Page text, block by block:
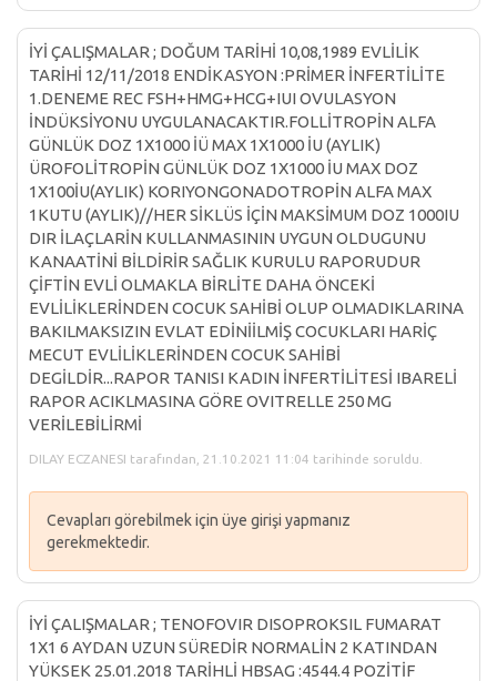
İYİ ÇALIŞMALAR ; DOĞUM TARİHİ 10,08,1989 EVLİLİK
TARİHİ 12/11/2018 ENDİKASYON :PRİMER İNFERTİLİTE
1.DENEME REC FSH+HMG+HCG+IUI OVULASYON
İNDÜKSİYONU UYGULANACAKTIR.FOLLİTROPİN ALFA
GÜNLÜK DOZ 1X1000 İÜ MAX 1X1000 İU (AYLIK)
ÜROFOLİTROPİN GÜNLÜK DOZ 1X1000 İU MAX DOZ
1X100İU(AYLIK) KORIYONGONADOTROPİN ALFA MAX
1KUTU (AYLIK)//HER SİKLÜS İÇİN MAKSİMUM DOZ 1000IU
DIR İLAÇLARİN KULLANMASININ UYGUN OLDUGUNU
KANAATİNİ BİLDİRİR SAĞLIK KURULU RAPORUDUR
ÇİFTİN EVLİ OLMAKLA BİRLİTE DAHA ÖNCEKİ
EVLİLİKLERİNDEN COCUK SAHİBİ OLUP OLMADIKLARINA
BAKILMAKSIZIN EVLAT EDİNİİLMİŞ COCUKLARI HARİÇ
MECUT EVLİLİKLERİNDEN COCUK SAHİBİ
DEGİLDİR...RAPOR TANISI KADIN İNFERTİLİTESİ IBARELİ
RAPOR ACIKLMASINA GÖRE OVITRELLE 250 MG
VERİLEBİLİRMİ
DILAY ECZANESI tarafından, 21.10.2021 11:04 tarihinde soruldu.
Cevapları görebilmek için üye girişi yapmanız
gerekmektedir.
İYİ ÇALIŞMALAR ; TENOFOVIR DISOPROKSIL FUMARAT
1X1 6 AYDAN UZUN SÜREDİR NORMALİN 2 KATINDAN
YÜKSEK 25.01.2018 TARİHLİ HBSAG :4544.4 POZİTİF